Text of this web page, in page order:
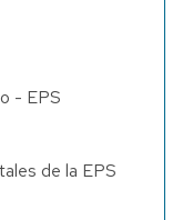
- EPS
de la EPS